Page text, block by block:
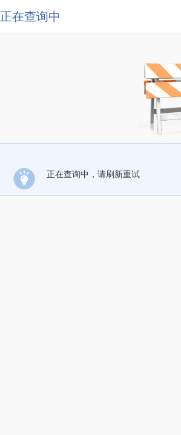
正在查询中
正在查询中，请刷新重试